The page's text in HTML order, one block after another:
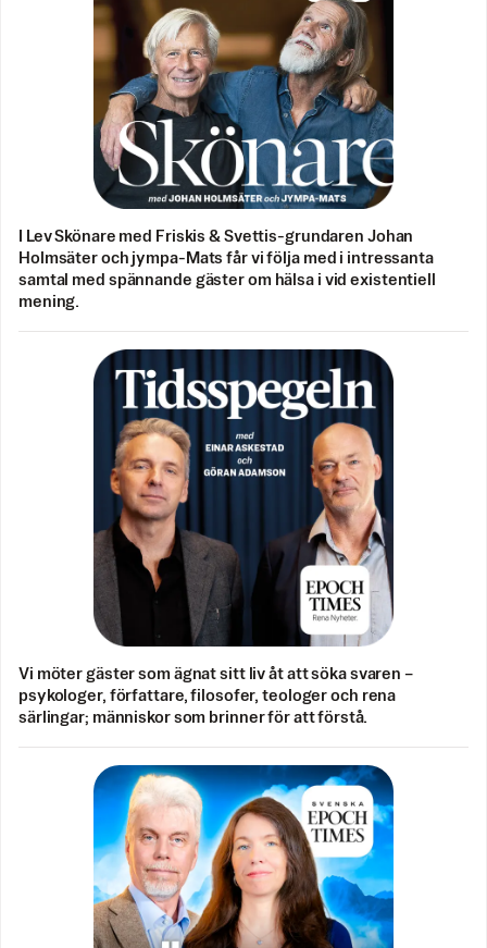
I Lev Skönare med Friskis & Svettis-grundaren Johan
Holmsäter och jympa-Mats får vi följa med i intressanta
samtal med spännande gäster om hälsa i vid existentiell
mening.
Vi möter gäster som ägnat sitt liv åt att söka svaren –
psykologer, författare, filosofer, teologer och rena
särlingar; människor som brinner för att förstå.